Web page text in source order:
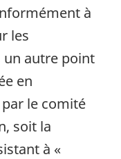
à
les
un autre point
en
le comité
soit la
à «